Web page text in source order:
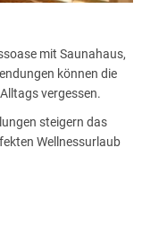
mit Saunahaus,
können die
vergessen.
steigern das
Wellnessurlaub